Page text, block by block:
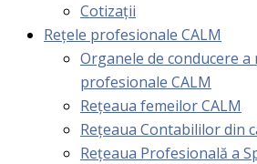
Cotizaţii
Rețele profesionale CALM
Organele de conducere
profesionale CALM
Rețeaua femeilor CALM
Rețeaua Contabililor din
Rețeaua Profesională a